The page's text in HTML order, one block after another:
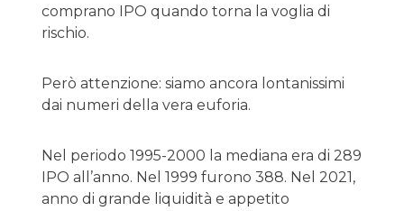
comprano IPO quando torna la voglia di
rischio.
Però attenzione: siamo ancora lontanissimi
dai numeri della vera euforia.
Nel periodo 1995-2000 la mediana era di 289
IPO all’anno. Nel 1999 furono 388. Nel 2021,
anno di grande liquidità e appetito